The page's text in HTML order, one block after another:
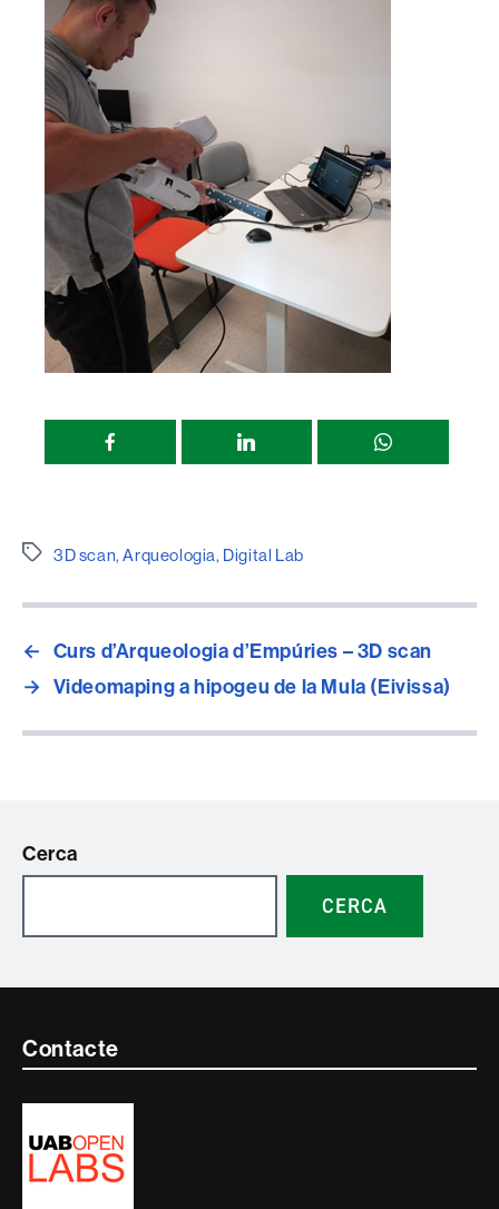
página
Etiquetes
3D scan,Arqueologia, Digital Lab
← Curs d’Arqueologia d’Empúries – 3D scan
→ Videomaping a hipogeu de la Mula (Eivissa)
Cerca
CERCA
Contacte
informació
legal
Contacte